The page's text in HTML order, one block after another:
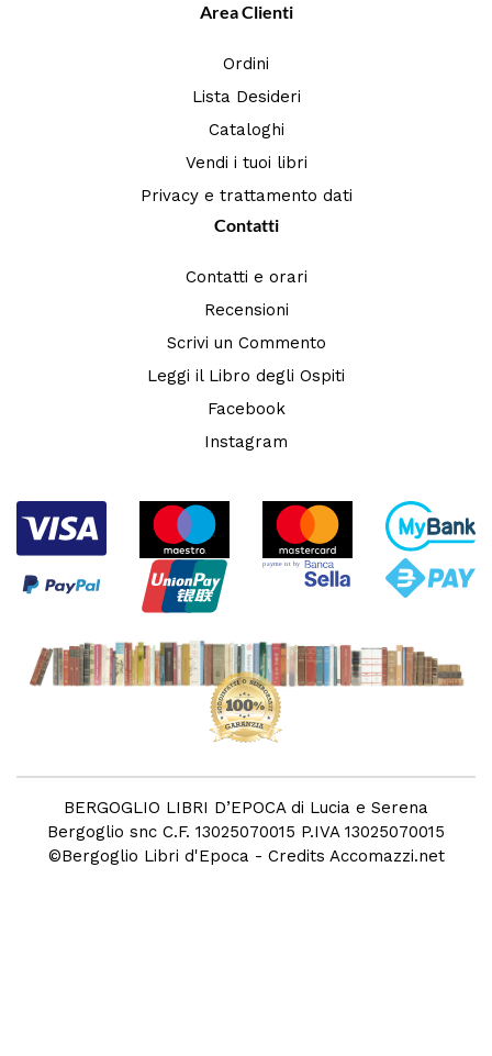
Area Clienti
Ordini
Lista Desideri
Cataloghi
Vendi i tuoi libri
Privacy e trattamento dati
Contatti
Contatti e orari
Recensioni
Scrivi un Commento
Leggi il Libro degli Ospiti
Facebook
Instagram
BERGOGLIO LIBRI D’EPOCA di Lucia e Serena
Bergoglio snc C.F. 13025070015 P.IVA 13025070015
©Bergoglio Libri d'Epoca - Credits Accomazzi.net